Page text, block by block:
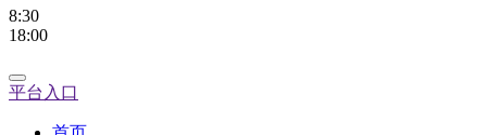
8:30
18:00
平台入口